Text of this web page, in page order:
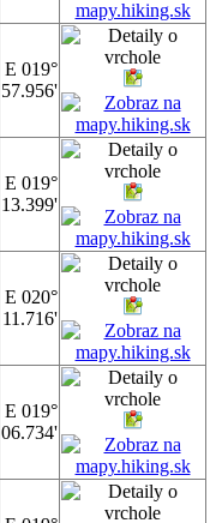
E 019°
57.956'
E 019°
13.399'
E 020°
11.716'
E 019°
06.734'